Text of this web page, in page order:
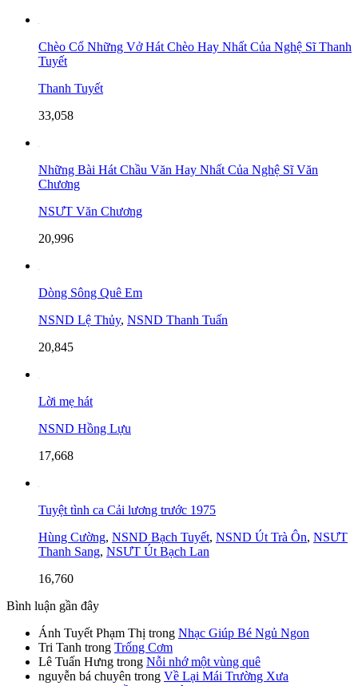
Chèo Cổ Những Vở Hát Chèo Hay Nhất Của Nghệ Sĩ Thanh
Tuyết
Thanh Tuyết
33,058
Những Bài Hát Chầu Văn Hay Nhất Của Nghệ Sĩ Văn
Chương
NSƯT Văn Chương
20,996
Dòng Sông Quê Em
NSND Lệ Thủy, NSND Thanh Tuấn
20,845
Lời mẹ hát
NSND Hồng Lựu
17,668
Tuyệt tình ca Cải lương trước 1975
Hùng Cường, NSND Bạch Tuyết, NSND Út Trà Ôn, NSƯT
Thanh Sang, NSƯT Út Bạch Lan
16,760
Bình luận gần đây
Ánh Tuyết Phạm Thị trong Nhạc Giúp Bé Ngủ Ngon
Tri Tanh trong Trống Cơm
Lê Tuấn Hưng trong Nỗi nhớ một vùng quê
nguyễn bá chuyên trong Về Lại Mái Trường Xưa